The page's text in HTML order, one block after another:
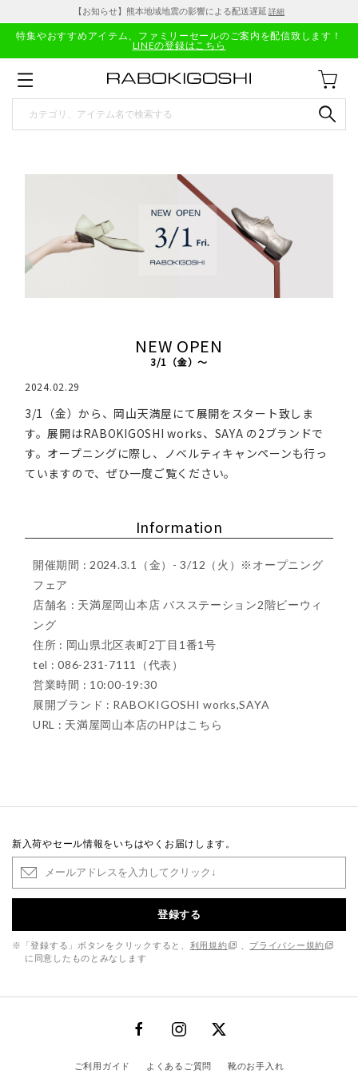
【お知らせ】熊本地域地震の影響による配送遅延 詳細
特集やおすすめアイテム、ファミリーセールのご案内を配信致します！
LINEの登録はこちら
NEW OPEN
3/1（金）～
2024.02.29
3/1（金）から、岡山天満屋にて展開をスタート致しま
す。展開はRABOKIGOSHI works、SAYA の2ブランドで
す。オープニングに際し、ノベルティキャンペーンも行っ
ていますので、ぜひ一度ご覧ください。
Information
開催期間 : 2024.3.1（金）- 3/12（火）※オープニング
フェア
店舗名 : 天満屋岡山本店 バスステーション2階ビーウィ
ング
住所 : 岡山県北区表町2丁目1番1号
tel : 086-231-7111（代表）
営業時間 : 10:00-19:30
展開ブランド : RABOKIGOSHI works,SAYA
URL : 天満屋岡山本店のHPはこちら
新入荷やセール情報をいちはやくお届けします。
登録する
※「登録する」ボタンをクリックすると、 利用規約
プライバシー規約
に同意したものとみなします
ご利用ガイド よくあるご質問 靴のお手入れ